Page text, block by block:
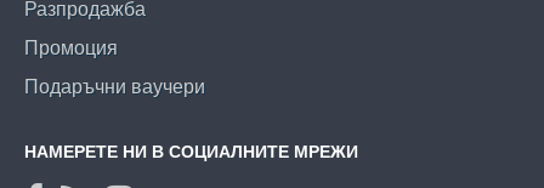
Разпродажба
Промоция
Подаръчни ваучери
НАМЕРЕТЕ НИ В СОЦИАЛНИТЕ МРЕЖИ